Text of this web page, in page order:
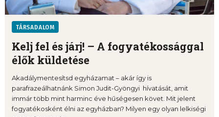
TÁRSADALOM
Kelj fel és járj! – A fogyatékossággal
élők küldetése
Akadálymentesítsd egyházamat – akár így is
parafrazeálhatnánk Simon Judit-Gyöngyi hívatását, amit
immár több mint harminc éve hűségesen követ. Mit jelent
fogyatékosként élni az egyházban? Milyen egy olyan lelkiségi